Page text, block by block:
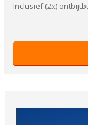
Inclusief (2x)